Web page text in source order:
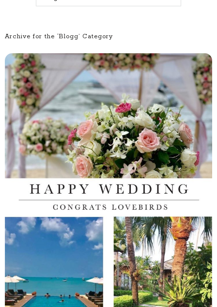
Archive for the ‘Blogg’ Category